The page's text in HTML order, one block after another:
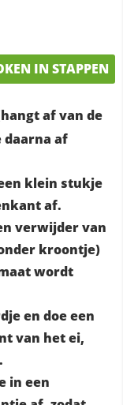
IN STAPPEN
af van de
daarna af
klein stukje
af.
verwijder van
kroontje)
wordt
en doe een
van het ei,
in een